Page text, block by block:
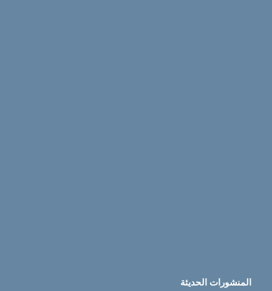
المنشورات الحديثة